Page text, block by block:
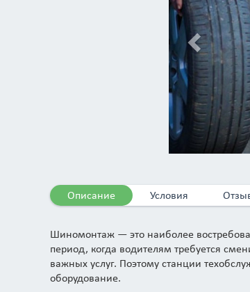
Описание Условия
Шиномонтаж — это наиболее
период, когда водителям требуется
важных услуг. Поэтому станции
оборудование.